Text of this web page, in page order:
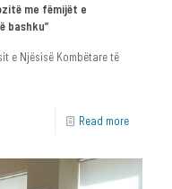
me fëmijët e
bashku”
e Njësisë Kombëtare të
Read more